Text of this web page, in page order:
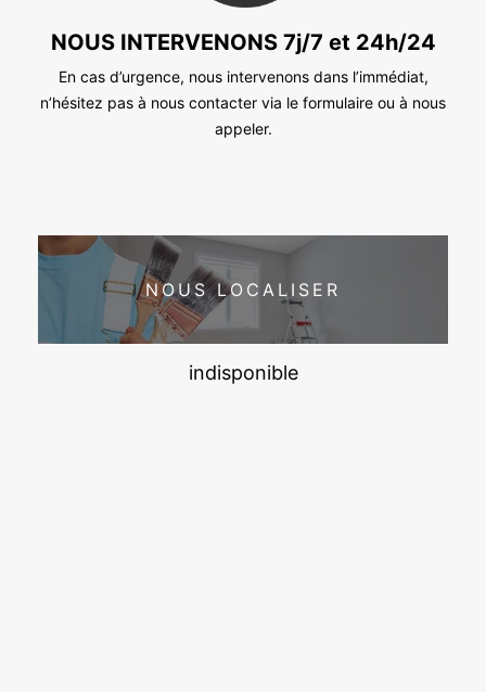
NOUS INTERVENONS 7j/7 et 24h/24
En cas d’urgence, nous intervenons dans l’immédiat,
n’hésitez pas à nous contacter via le formulaire ou à nous
appeler.
NOUS LOCALISER
indisponible